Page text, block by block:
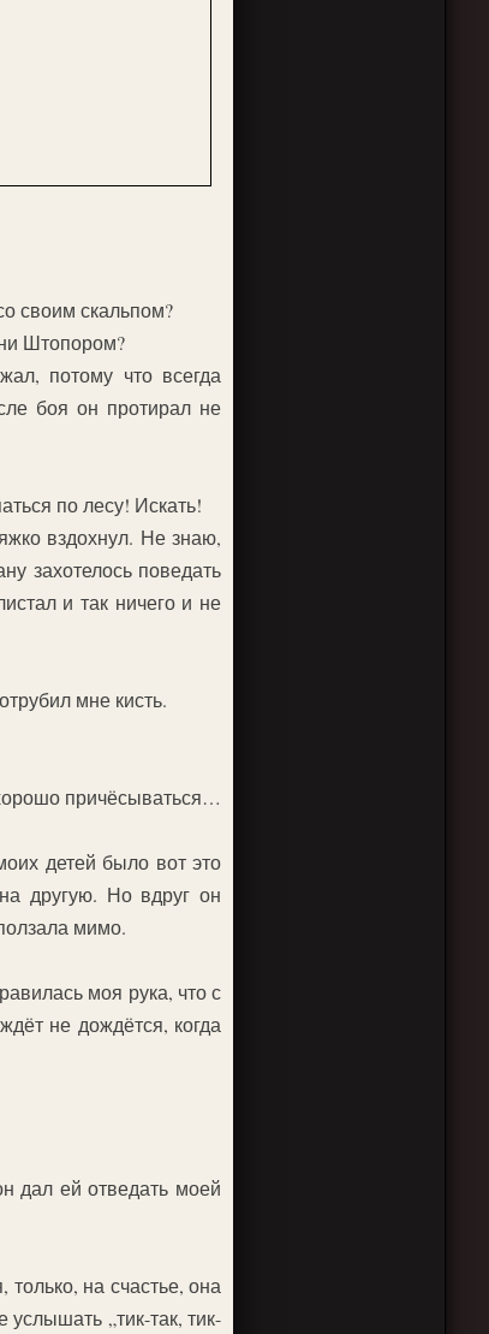
своим скальпом?
Штопором?
потому что всегда
боя он протирал не
по лесу! Искать!
вздохнул. Не знаю,
захотелось поведать
и так ничего и не
мне кисть.
причёсываться…
детей было вот это
другую. Но вдруг он
мимо.
моя рука, что с
не дождётся, когда
ей отведать моей
на счастье, она
„тик-так, тик-